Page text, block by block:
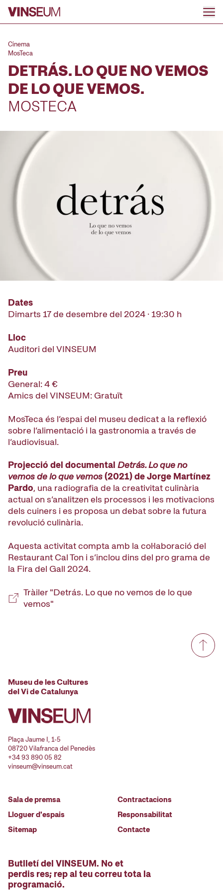
Anar al contingut
Cinema
MosTeca
DETRÁS. LO QUE NO VEMOS
DE LO QUE VEMOS.
MOSTECA
Dates
Dimarts 17 de desembre del 2024 · 19:30 h
Lloc
Auditori del VINSEUM
Preu
General: 4 €
Amics del VINSEUM: Gratuït
MosTeca és l’espai del museu dedicat a la reflexió
sobre l’alimentació i la gastronomia a través de
l’audiovisual.
Projecció del documental Detrás. Lo que no
vemos de lo que vemos(2021) de Jorge Martínez
Pardo, una radiografia de la creativitat culinària
actual on s’analitzen els processos i les motivacions
dels cuiners i es proposa un debat sobre la futura
revolució culinària.
Aquesta activitat compta amb la col·laboració del
Restaurant Cal Ton i s’inclou dins del pro grama de
la Fira del Gall 2024.
Tràiler "Detrás. Lo que no vemos de lo que
vemos"
Museu de les Cultures
del Vi de Catalunya
Plaça Jaume I, 1-5
08720 Vilafranca del Penedès
+34 93 890 05 82
vinseum@vinseum.cat
Sala de premsa
Lloguer d'espais
Sitemap
Contractacions
Responsabilitat
Contacte
Butlletí del VINSEUM. No et
perdis res; rep al teu correu tota la
programació.